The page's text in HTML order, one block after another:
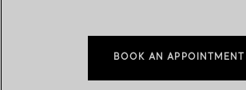
BOOK AN APPOINTMENT